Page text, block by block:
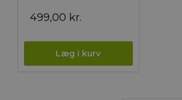
499,00 kr.